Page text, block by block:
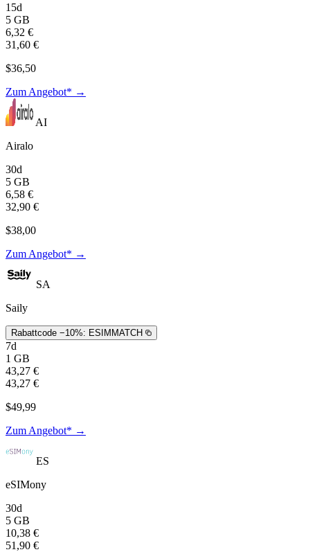
15d
5 GB
6,32 €
31,60 €
$36,50
Zum Angebot* →
AI
Airalo
30d
5 GB
6,58 €
32,90 €
$38,00
Zum Angebot* →
SA
Saily
Rabattcode −10%: ESIMMATCH
7d
1 GB
43,27 €
43,27 €
$49,99
Zum Angebot* →
ES
eSIMony
30d
5 GB
10,38 €
51,90 €